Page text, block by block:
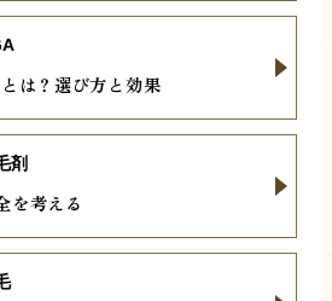
は？選び方と効果
を考える
剤